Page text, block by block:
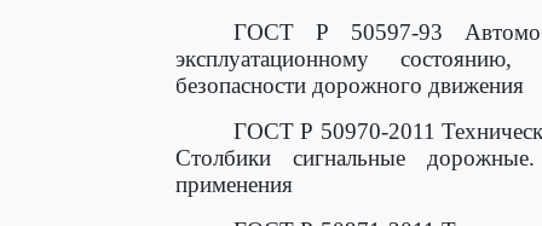
ГОСТ Р 50597-93
эксплуатационному
безопасности дорожного движения
ГОСТ Р 50970-2011
Столбики сигнальные
применения